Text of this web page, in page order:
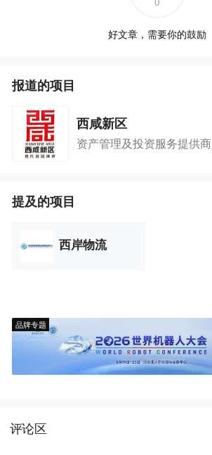
好文章，需要你的鼓励
报道的项目
西咸新区
资产管理及投资服务提供商
提及的项目
西岸物流
品牌专题
评论区